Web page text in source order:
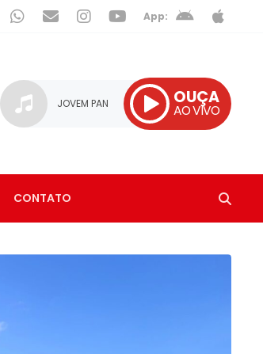
App:
JOVEM PAN OUÇA
AO VIVO
CONTATO